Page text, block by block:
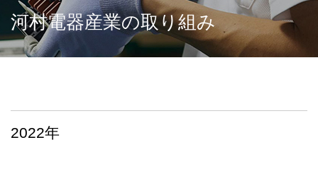
河村電器産業の取り組み
2022年